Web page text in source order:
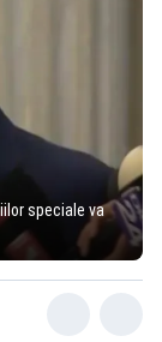
speciale va